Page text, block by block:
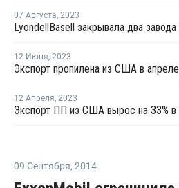
07 Августа, 2023
12 Июня, 2023
Экспорт пропилена из США в
12 Апреля, 2023
Экспорт ПП из США вырос на 33% в
09 Сентября, 2014